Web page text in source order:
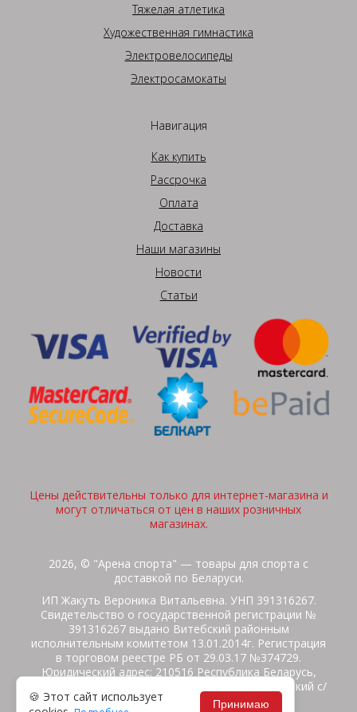
Тяжелая атлетика
Художественная гимнастика
Электровелосипеды
Электросамокаты
Навигация
Как купить
Рассрочка
Оплата
Доставка
Наши магазины
Новости
Статьи
Цены действительны только для интернет-магазина и
могут отличаться от цен в наших розничных
магазинах.
2026, © "Арена спорта" — товары для спорта с
доставкой по Беларуси.
ИП Жакуть Вероника Витальевна. УНП 391316267.
Свидетельство о государственной регистрации №
391316267 выдано Витебский районным
исполнительным комитетом 13.01.2014г. Регистрация
в торговом реестре РБ от 29.03.17 №374729.
Юридический адрес: 210516 Республика Беларусь,
Витебская область, Витебский район, Бабиничский с/
с, аг.Ольгово, ул.Школьная
🍪 Этот сайт использует
Принимаю